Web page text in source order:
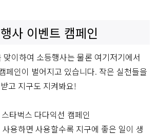
사 이벤트 캠페인
이하여 소등행사는 물론 여기저기에서
페인이 벌어지고 있습니다. 작은 실천들을
고 지구도 지켜봐요!
타벅스 다다익선 캠페인
용하면 사용할수록 지구에 좋은 일이 생